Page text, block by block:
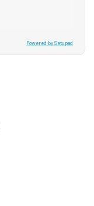
Powered by Setupad